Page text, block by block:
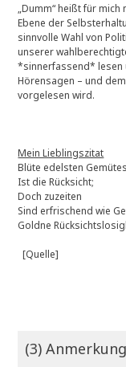
„Dumm“ heißt für
Ebene der
sinnvolle Wahl von
unserer
*sinnerfassend* lesen
Hörensagen – und
vorgelesen wird.
Mein Lieblingszitat
Blüte edelsten Gemütes
Ist die Rücksicht;
Doch zuzeiten
Sind erfrischend wie
Goldne
[Quelle]
(3)